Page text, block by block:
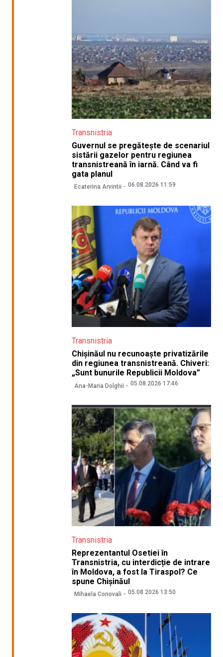
Transnistria
Guvernul se pregătește de scenariul
sistării gazelor pentru regiunea
transnistreană în iarnă. Când va fi
gata planul
Ecaterina Arvintii 06.08.2026 11:59
Transnistria
Chișinăul nu recunoaște privatizările
din regiunea transnistreană. Chiveri:
„Sunt bunurile Republicii Moldova”
Ana-Maria Dolghii 05.08.2026 17:46
Transnistria
Reprezentantul Osetiei în
Transnistria, cu interdicție de intrare
în Moldova, a fost la Tiraspol? Ce
spune Chișinăul
Mihaela Conovali 05.08.2026 13:50